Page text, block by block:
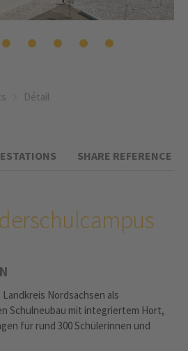
Détail
SHARE REFERENCE
Nordsachsen als
Schulneubau mit integriertem Hort,
für rund 300 Schülerinnen und